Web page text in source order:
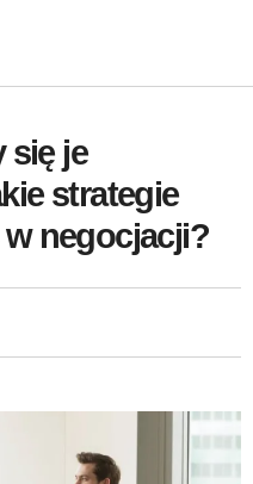
się je
strategie
negocjacji?